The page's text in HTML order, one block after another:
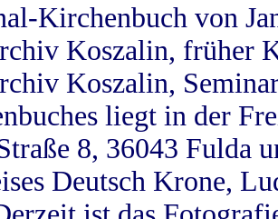
Kirchenbuch von
Koszalin, früher
Koszalin,
liegt in der
8, 36043 Fulda
Deutsch Krone,